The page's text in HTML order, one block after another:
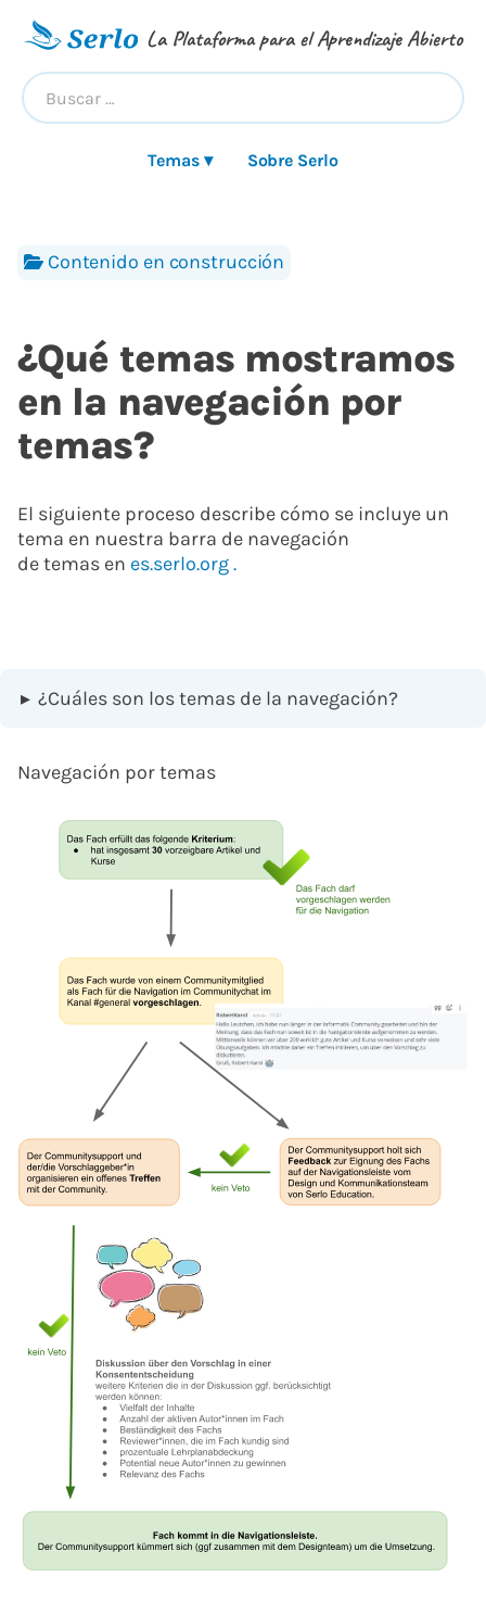
La Plataforma para el Aprendizaje Abierto
Temas ▾ Sobre Serlo
Contenido en construcción
¿Qué temas mostramos
en la navegación por
temas?
El siguiente proceso describe cómo se incluye un
tema en nuestra barra de navegación
de temas en es.serlo.org.
▸ ¿Cuáles son los temas de la navegación?
Navegación por temas